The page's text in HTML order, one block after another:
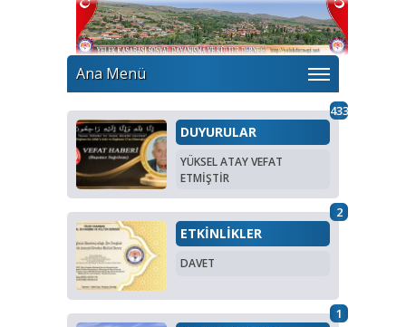
Ana Menü
433
DUYURULAR
YÜKSEL ATAY VEFAT
ETMİŞTİR
2
ETKİNLİKLER
DAVET
1